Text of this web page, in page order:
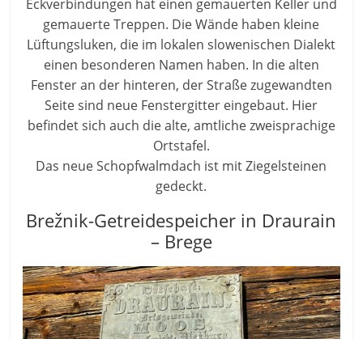
Eckverbindungen hat einen gemauerten Keller und
gemauerte Treppen. Die Wände haben kleine
Lüftungsluken, die im lokalen slowenischen Dialekt
einen besonderen Namen haben. In die alten
Fenster an der hinteren, der Straße zugewandten
Seite sind neue Fenstergitter eingebaut. Hier
befindet sich auch die alte, amtliche zweisprachige
Ortstafel.
Das neue Schopfwalmdach ist mit Ziegelsteinen
gedeckt.
Brežnik-Getreidespeicher in Draurain
– Brege